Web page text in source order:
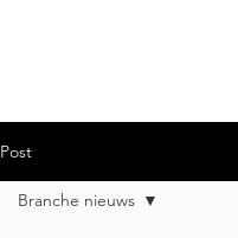
Post
Branche nieuws